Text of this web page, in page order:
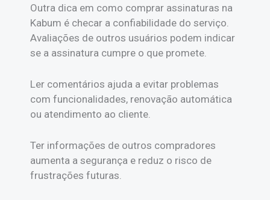
Outra dica em como comprar assinaturas na
Kabum é checar a confiabilidade do serviço.
Avaliações de outros usuários podem indicar
se a assinatura cumpre o que promete.
Ler comentários ajuda a evitar problemas
com funcionalidades, renovação automática
ou atendimento ao cliente.
Ter informações de outros compradores
aumenta a segurança e reduz o risco de
frustrações futuras.